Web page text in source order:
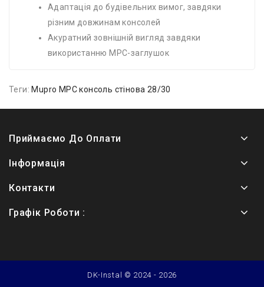
Адаптація до будівельних вимог, завдяки
різним довжинам консолей
Акуратний зовнішній вигляд завдяки
використанню МРС-заглушок
Теги: Mupro MPC консоль стінова 28/30
Приймаємо До Оплати
Інформація
Контакти
Графік Роботи :
DK-Instal © 2024 - 2026